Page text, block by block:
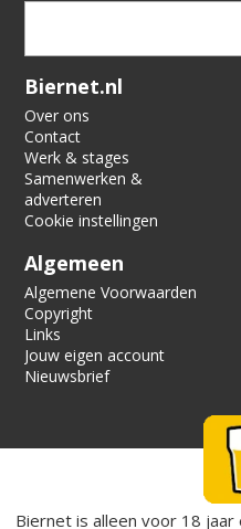
Verification code:
Biernet.nl
Over ons
Contact
Werk & stages
Samenwerken &
adverteren
Cookie instellingen
Algemeen
Algemene Voorwaarden
Copyright
Links
Jouw eigen account
Nieuwsbrief
Biernet is alleen voor 18